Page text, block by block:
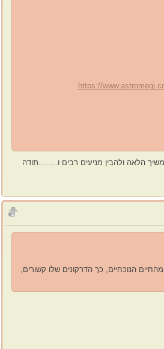
https://
הלאה ולהבין מניעים רבים ו........תודה
הנוכחיים, כך הדרקונים שלו קשורים,